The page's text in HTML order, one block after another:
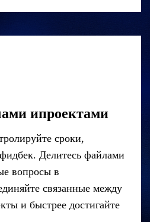
ипроектами
сроки,
Делитесь файлами
вопросы в
связанные между
и быстрее достигайте